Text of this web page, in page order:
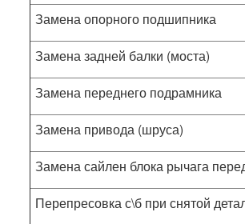
Замена опорного подшипника
Замена задней балки (моста)
Замена переднего подрамника
Замена привода (шруса)
Замена сайлен блока рычага
Перепресовка с\б при снятой